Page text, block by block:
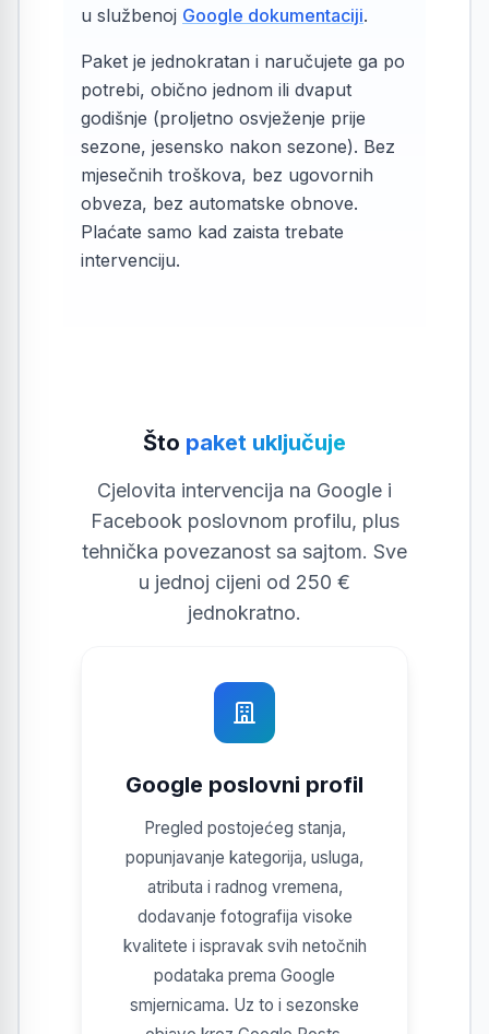
u službenoj Google dokumentaciji.
Paket je jednokratan i naručujete ga po
potrebi, obično jednom ili dvaput
godišnje (proljetno osvježenje prije
sezone, jesensko nakon sezone). Bez
mjesečnih troškova, bez ugovornih
obveza, bez automatske obnove.
Plaćate samo kad zaista trebate
intervenciju.
Što paket uključuje
Cjelovita intervencija na Google i
Facebook poslovnom profilu, plus
tehnička povezanost sa sajtom. Sve
u jednoj cijeni od 250 €
jednokratno.
Google poslovni profil
Pregled postojećeg stanja,
popunjavanje kategorija, usluga,
atributa i radnog vremena,
dodavanje fotografija visoke
kvalitete i ispravak svih netočnih
podataka prema Google
smjernicama. Uz to i sezonske